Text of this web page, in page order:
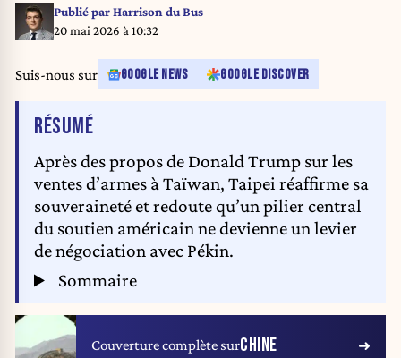
Incident victims at the former Kaohsiung City Hall site. (Credit Image: ©
Cheng-Chia Huang/ZUMA Press Wire)
Publié parHarrison du Bus
20 mai 2026 à 10:32
Suis-nous sur GOOGLE NEWS GOOGLE DISCOVER
RÉSUMÉDE L'ARTICLE
Après des propos de Donald Trump sur les
ventes d’armes à Taïwan, Taipei réaffirme sa
souveraineté et redoute qu’un pilier central
du soutien américain ne devienne un levier
de négociation avec Pékin.
Sommaire
Couverture complète surCHINE